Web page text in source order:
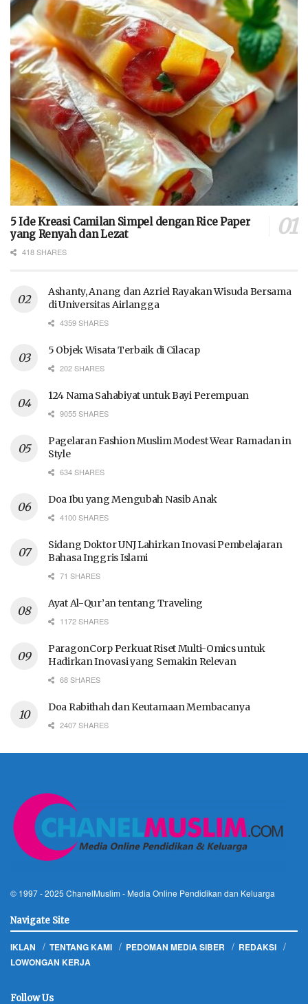
5 Ide Kreasi Camilan Simpel dengan Rice Paper
yang Renyah dan Lezat
418 SHARES
Ashanty, Anang dan Azriel Rayakan Wisuda Bersama
di Universitas Airlangga
4359 SHARES
5 Objek Wisata Terbaik di Cilacap
202 SHARES
124 Nama Sahabiyat untuk Bayi Perempuan
9055 SHARES
Pagelaran Fashion Muslim Modest Wear Ramadan in
Style
634 SHARES
Doa Ibu yang Mengubah Nasib Anak
4100 SHARES
Sidang Doktor UNJ Lahirkan Inovasi Pembelajaran
Bahasa Inggris Islami
71 SHARES
Ayat Al-Qur’an tentang Traveling
1172 SHARES
ParagonCorp Perkuat Riset Multi-Omics untuk
Hadirkan Inovasi yang Semakin Relevan
68 SHARES
Doa Rabithah dan Keutamaan Membacanya
2407 SHARES
© 1997 - 2025 ChanelMuslim - Media Online Pendidikan dan Keluarga
Navigate Site
IKLAN TENTANG KAMI PEDOMAN MEDIA SIBER
REDAKSI
LOWONGAN KERJA
Follow Us